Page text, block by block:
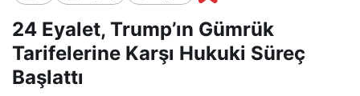
24 Eyalet, Trump’ın Gümrük
Tarifelerine Karşı Hukuki Süreç
Başlattı